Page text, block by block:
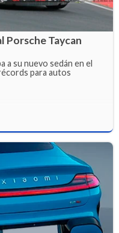
Porsche Taycan
a su nuevo sedán en el
para autos